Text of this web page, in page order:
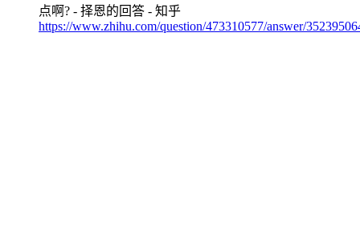
点啊? - 择恩的回答 - 知乎
https://www.zhihu.com/question/473310577/answer/